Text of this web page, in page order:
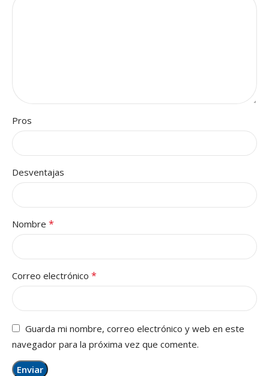
Pros
Desventajas
Nombre *
Correo electrónico *
Guarda mi nombre, correo electrónico y web en este
navegador para la próxima vez que comente.